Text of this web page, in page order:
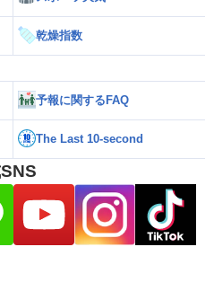
乾燥指数
予報に関するFAQ
The Last 10-second